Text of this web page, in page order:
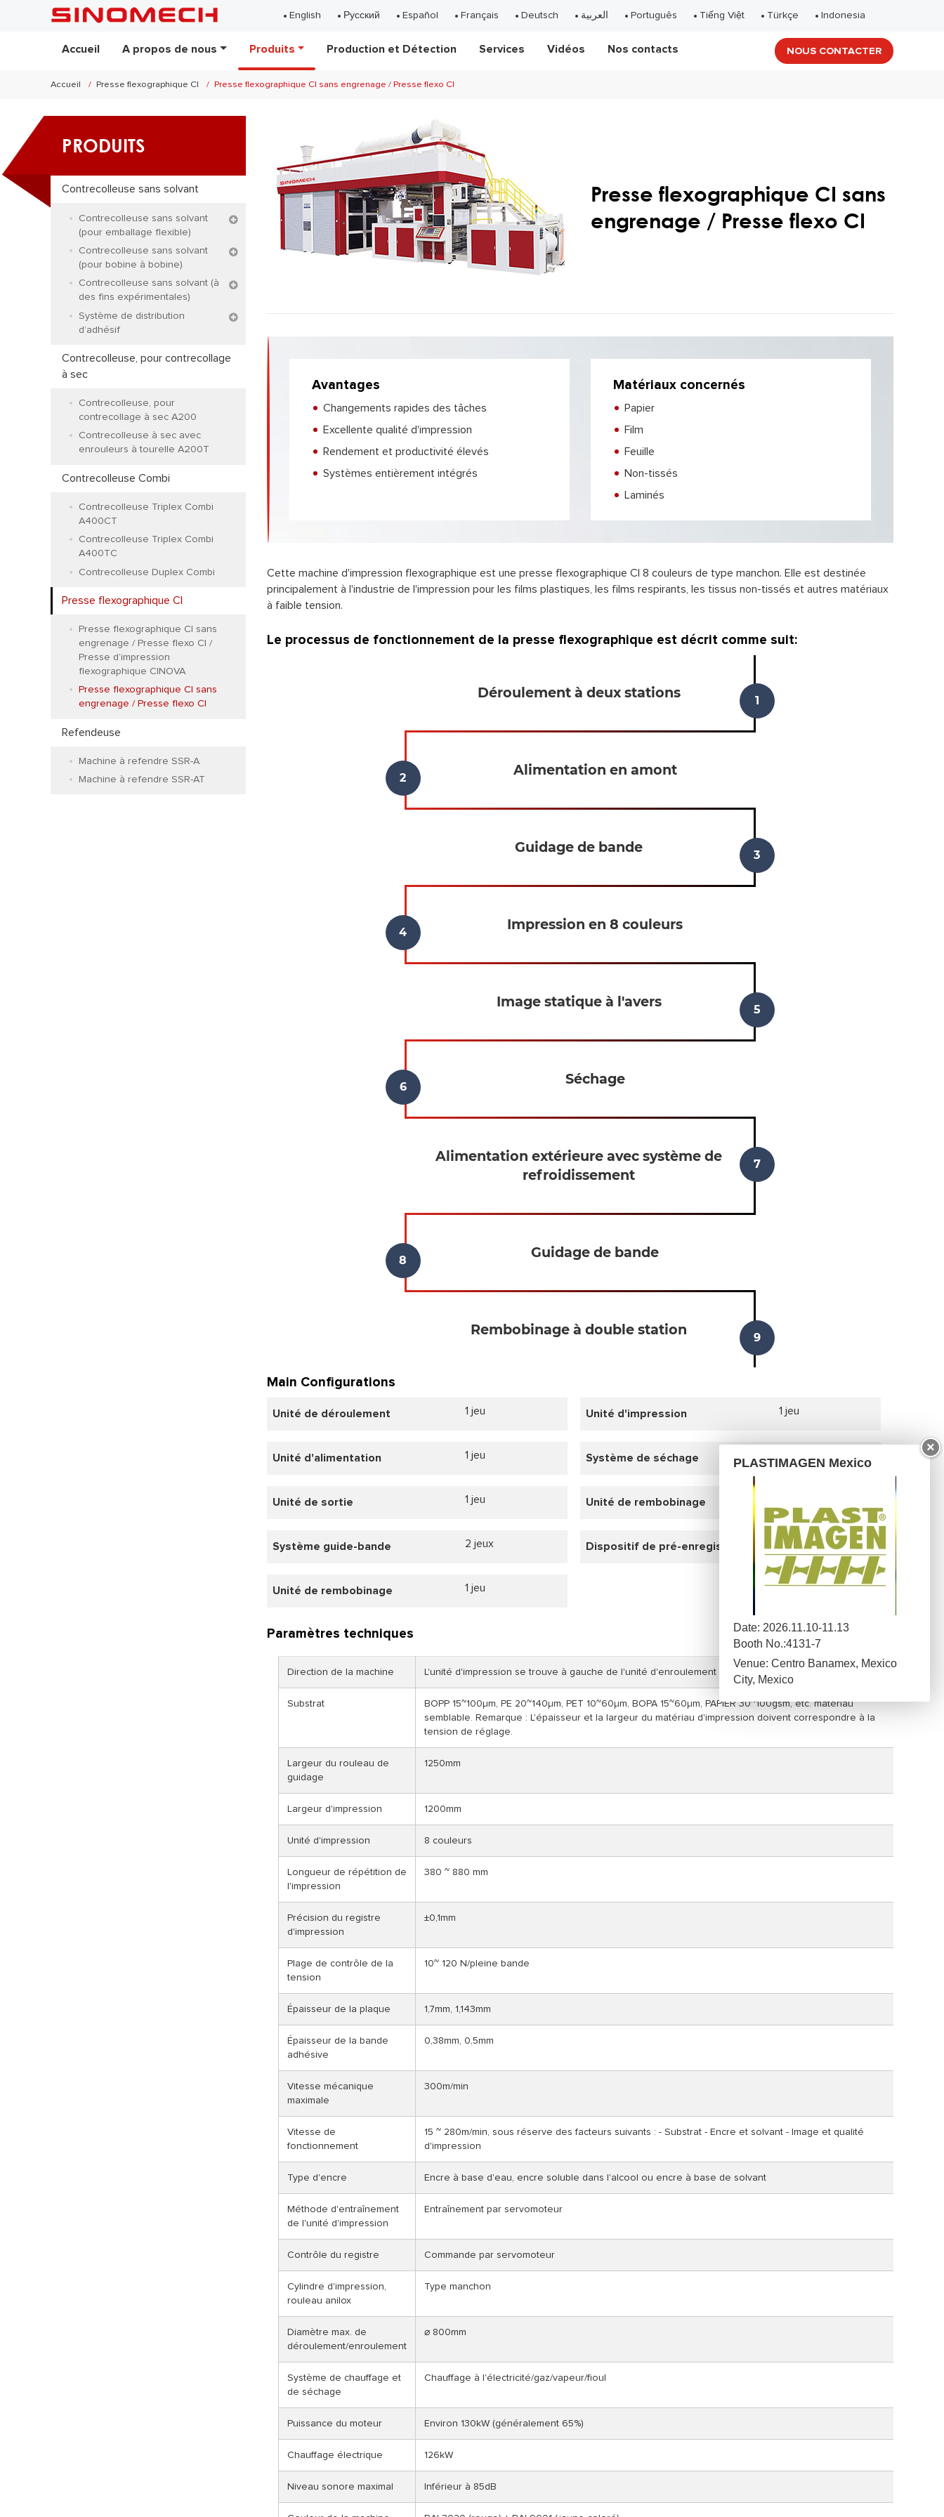
English Русский Español Français Deutsch العربية Português Tiếng Việt Türkçe Indonesia
Accueil A propos de nous Produits Production et Détection Services Vidéos Nos contacts NOUS CONTACTER
Accueil Presse flexographique CI Presse flexographique CI sans engrenage / Presse flexo CI
Presse flexographique CI sans
engrenage / Presse flexo CI
Avantages
Changements rapides des tâches
Excellente qualité d'impression
Rendement et productivité élevés
Systèmes entièrement intégrés
Matériaux concernés
Papier
Film
Feuille
Non-tissés
Laminés
Cette machine d'impression flexographique est une presse flexographique CI 8 couleurs de type manchon. Elle est destinée
principalement à l'industrie de l'impression pour les films plastiques, les films respirants, les tissus non-tissés et autres matériaux
à faible tension.
Le processus de fonctionnement de la presse flexographique est décrit comme suit:
Déroulement à deux stations
Alimentation en amont
Guidage de bande
Impression en 8 couleurs
Image statique à l'avers
Séchage
Alimentation extérieure avec système de
refroidissement
Guidage de bande
Rembobinage à double station
Main Configurations
Unité de déroulement 1 jeu Unité d'impression 1 jeu
Unité d'alimentation 1 jeu Système de séchage
Unité de sortie 1 jeu Unité de rembobinage
Système guide-bande 2 jeux Dispositif de pré-enregistrement 1 jeu
Unité de rembobinage 1 jeu
Paramètres techniques
Direction de la machine L'unité d'impression se trouve à gauche de l'unité d'enroulement (voir du côté de l'opération).
Substrat
BOPP 15~100μm, PE 20~140μm, PET 10~60μm, BOPA 15~60μm, PAPIER 30~100gsm, etc. matériau
semblable. Remarque : L'épaisseur et la largeur du matériau d'impression doivent correspondre à la
tension de réglage.
Largeur du rouleau de
guidage
1250mm
Largeur d'impression 1200mm
Unité d'impression 8 couleurs
Longueur de répétition de
l'impression
380 ~ 880 mm
Précision du registre
d'impression
±0,1mm
Plage de contrôle de la
tension
10~ 120 N/pleine bande
Épaisseur de la plaque 1,7mm, 1,143mm
Épaisseur de la bande
adhésive
0,38mm, 0,5mm
Vitesse mécanique
maximale
300m/min
Vitesse de
fonctionnement
15 ~ 280m/min, sous réserve des facteurs suivants : - Substrat - Encre et solvant - Image et qualité
d'impression
Type d'encre Encre à base d'eau, encre soluble dans l'alcool ou encre à base de solvant
Méthode d'entraînement
de l'unité d'impression
Entraînement par servomoteur
Contrôle du registre Commande par servomoteur
Cylindre d'impression,
rouleau anilox
Type manchon
Diamètre max. de
déroulement/enroulement
⌀ 800mm
Système de chauffage et
de séchage
Chauffage à l'électricité/gaz/vapeur/fioul
Puissance du moteur Environ 130kW (généralement 65%)
Chauffage électrique 126kW
Niveau sonore maximal Inférieur à 85dB
PRODUITS
Contrecolleuse sans solvant
Contrecolleuse sans solvant
(pour emballage flexible)
Contrecolleuse sans solvant
(pour bobine à bobine)
Contrecolleuse sans solvant (à
des fins expérimentales)
Système de distribution
d’adhésif
Contrecolleuse, pour contrecollage
à sec
Contrecolleuse, pour
contrecollage à sec A200
Contrecolleuse à sec avec
enrouleurs à tourelle A200T
Contrecolleuse Combi
Contrecolleuse Triplex Combi
A400CT
Contrecolleuse Triplex Combi
A400TC
Contrecolleuse Duplex Combi
Presse flexographique CI
Presse flexographique CI sans
engrenage / Presse flexo CI /
Presse d’impression
flexographique CINOVA
Presse flexographique CI sans
engrenage / Presse flexo CI
Refendeuse
Machine à refendre SSR-A
Machine à refendre SSR-AT
×
PLASTIMAGEN Mexico
Date: 2026.11.10-11.13
Booth No.:4131-7
Venue: Centro Banamex, Mexico
City, Mexico